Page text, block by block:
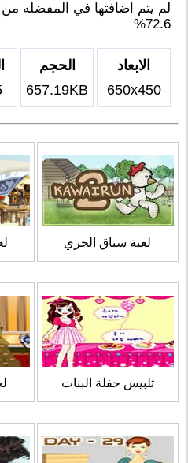
لم يتم اضافتها في المفضله
72.6%
الابعاد
650x450
الحجم
657.19KB
لعبة سباق الجري
تلبيس حفلة البنات